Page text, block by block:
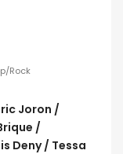
Rock
Joron /
/
Deny / Tessa